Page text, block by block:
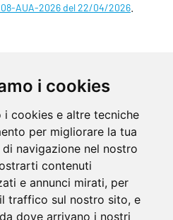
i cookies
i cookies e altre tecniche
per migliorare la tua
di navigazione nel nostro
contenuti
e annunci mirati, per
traffico sul nostro sito, e
dove arrivano i nostri
AUA-2026 del 22/04/2026
Privacy
le tue scelte sui cookie